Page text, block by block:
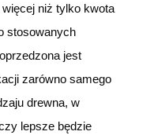
niż tylko kwota
stosowanych
jest
zarówno samego
drewna, w
lepsze będzie